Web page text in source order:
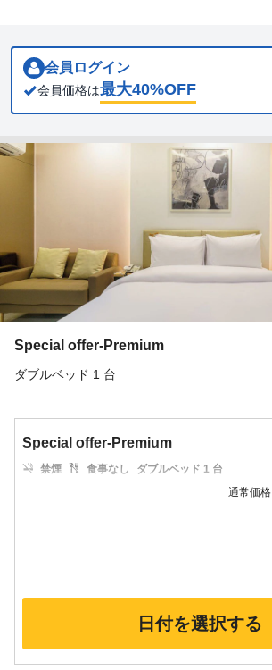
会員ログイン
会員価格は最大40%OFF
Special offer-Premium
ダブルベッド 1 台
Special offer-Premium
禁煙 食事なし
ダブルベッド 1 台
通常価格
日付を選択する